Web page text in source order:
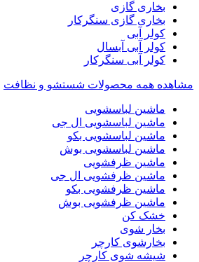
بخاری گازی
بخاری گازی سنگرکار
کولر آبی
کولر آبی آبسال
کولر آبی سنگرکار
مشاهده همه محصولات شستشو و نظافت
ماشین لباسشویی
ماشین لباسشویی ال جی
ماشین لباسشویی بکو
ماشین لباسشویی بوش
ماشین ظرفشویی
ماشین ظرفشویی ال جی
ماشین ظرفشویی بکو
ماشین ظرفشویی بوش
خشک کن
بخار شوی
بخارشوی کارچر
شیشه شوی کارچر